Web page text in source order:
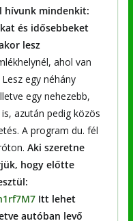
hívunk mindenkit:
és idősebbeket
lesz
ahol van
egy néhány
egy nehezebb,
azután pedig közös
A program du. fél
Aki szeretne
hogy előtte
Itt lehet
autóban levő